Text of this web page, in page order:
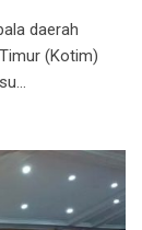
daerah
(Kotim)